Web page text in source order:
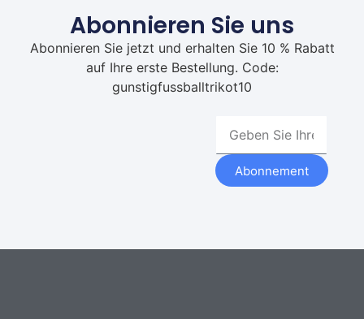
Abonnieren Sie uns
Abonnieren Sie jetzt und erhalten Sie 10 % Rabatt
auf Ihre erste Bestellung. Code:
gunstigfussballtrikot10
Abonnement